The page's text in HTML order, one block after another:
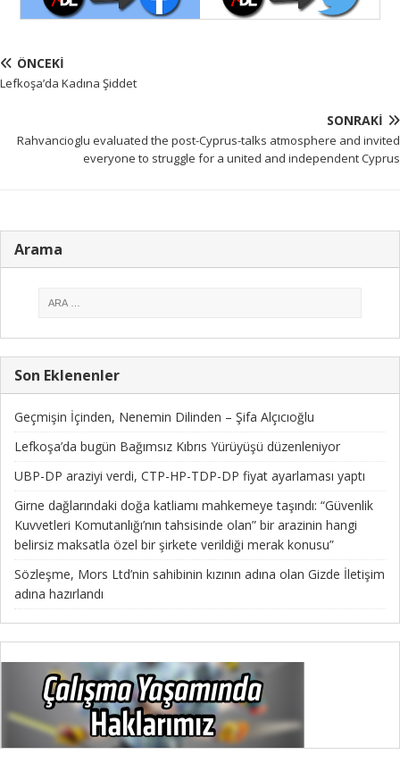
ÖNCEKI
Lefkoşa’da Kadına Şiddet
SONRAKI
Rahvancioglu evaluated the post-Cyprus-talks atmosphere and invited
everyone to struggle for a united and independent Cyprus
Arama
Son Eklenenler
Geçmişin İçinden, Nenemin Dilinden – Şifa Alçıcıoğlu
Lefkoşa’da bugün Bağımsız Kıbrıs Yürüyüşü düzenleniyor
UBP-DP araziyi verdi, CTP-HP-TDP-DP fiyat ayarlaması yaptı
Girne dağlarındaki doğa katliamı mahkemeye taşındı: “Güvenlik
Kuvvetleri Komutanlığı’nın tahsisinde olan” bir arazinin hangi
belirsiz maksatla özel bir şirkete verildiği merak konusu”
Sözleşme, Mors Ltd’nin sahibinin kızının adına olan Gizde İletişim
adına hazırlandı